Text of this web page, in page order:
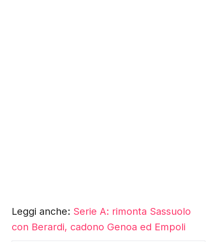
Leggi anche: Serie A: rimonta Sassuolo
con Berardi, cadono Genoa ed Empoli